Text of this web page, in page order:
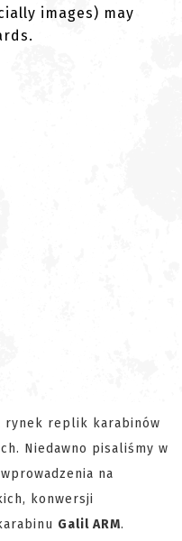
images) may
rynek replik karabinów
Niedawno pisaliśmy w
na
konwersji
Galil ARM.